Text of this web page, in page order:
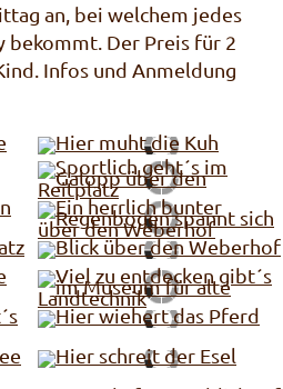
an, bei welchem jedes
bekommt. Der Preis für 2
Infos und Anmeldung